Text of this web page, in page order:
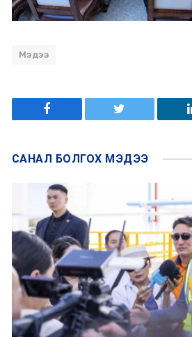
Мэдээ
САНАЛ БОЛГОХ МЭДЭЭ